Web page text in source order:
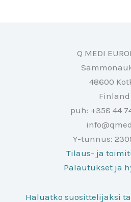
Q MEDI
48600
Finland
puh: +358 44
Y-tunnus:
Tilaus- ja
Palautukset ja
Haluatko suosittelijaksi